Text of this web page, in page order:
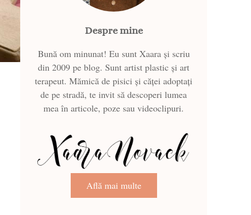
Despre mine
Bună om minunat! Eu sunt Xaara și scriu
din 2009 pe blog. Sunt artist plastic și art
terapeut. Mămică de pisici și căței adoptați
de pe stradă, te invit să descoperi lumea
mea în articole, poze sau videoclipuri.
Află mai multe